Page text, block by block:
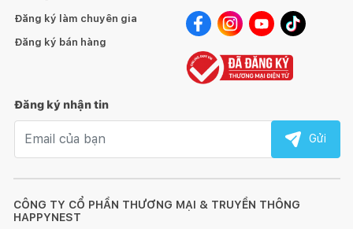
CÔNG TY CỔ PHẦN THƯƠNG MẠI & TRUYỀN THÔNG
HAPPYNEST
Đăng ký làm chuyên gia
Đăng ký bán hàng
Đăng ký nhận tin
Gửi